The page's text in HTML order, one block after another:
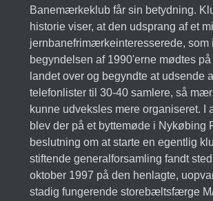
Banemærkeklub får sin betydning.
historie viser, at den udsprang af et
jernbanefrimærkeinteresserede, som i
begyndelsen af 1990'erne mødtes
landet over og begyndte at udsende
telefonlister til 30-40 samlere, så
kunne udveksles mere organiseret. I
blev der på et byttemøde i Nykøbing
beslutning om at starte en egentlig
stiftende generalforsamling fandt
oktober 1997 på den henlagte,
stadig fungerende storebæltsfærge